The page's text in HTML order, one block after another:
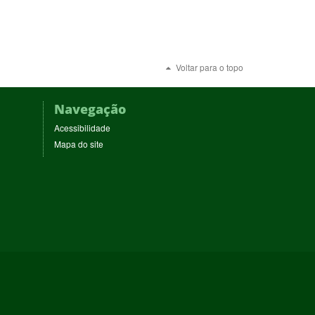
Voltar para o topo
Navegação
Acessibilidade
Mapa do site